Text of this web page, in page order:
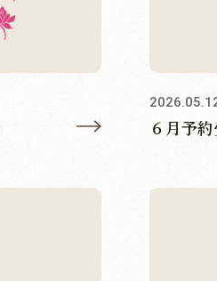
６月予